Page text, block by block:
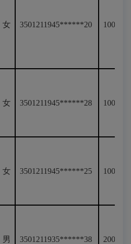
女 3501211945******20 100
女 3501211945******28 100
女 3501211945******25 100
男 3501211935******38 200